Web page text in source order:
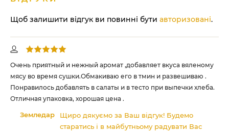
Очень приятный и нежный аромат ,добавляет вкуса вяленому
мясу во время сушки.Обмакиваю его в тмин и развешиваю .
Понравилось добавлять в салаты и в тесто при выпечки хлеба.
Отличная упаковка, хорошая цена .
Земледар
Щиро дякуємо за Ваш відгук! Будемо
старатись і в майбутньому радувати Вас
Щоб залишити відгук ви повинні бути авторизовані.